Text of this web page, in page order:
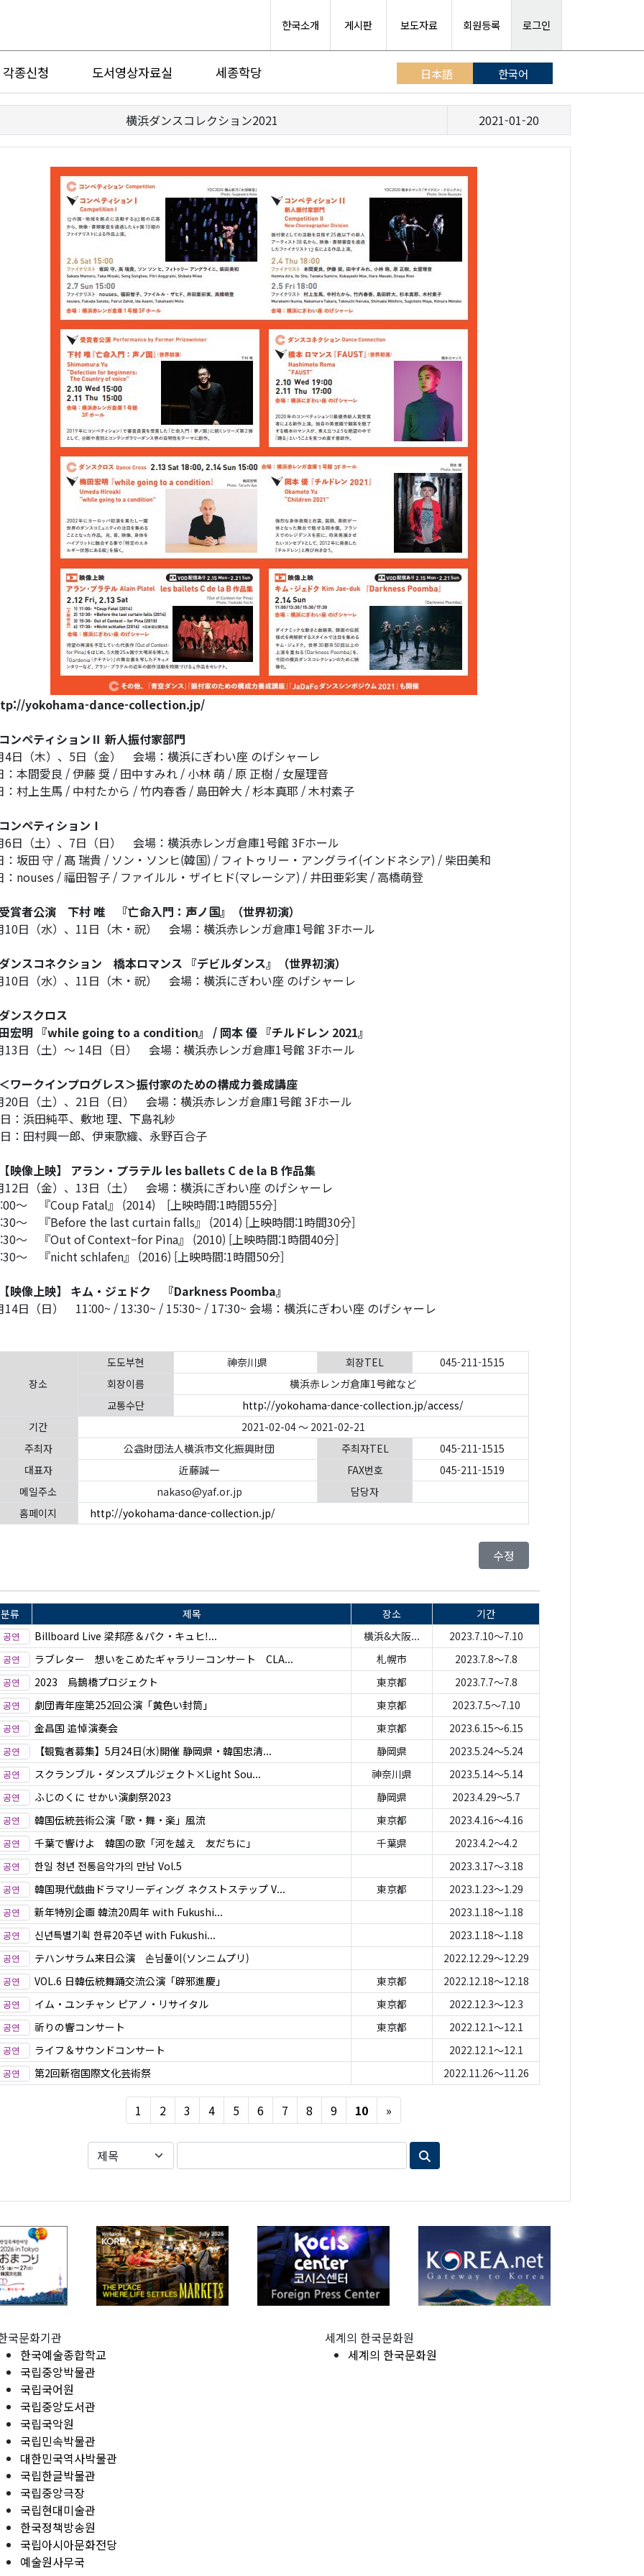
한국소개 게시판 보도자료 회원등록 로그인
각종신청 도서영상자료실 세종학당 日本語 한국어
横浜ダンスコレクション2021 2021-01-20
yokohama-dance-collection.jp/
ンペティションⅡ 新人振付家部門
4日（木）、5日（金） 会場：横浜にぎわい座 のげシャーレ
：本間愛良 / 伊藤 奨 / 田中すみれ / 小林 萌 / 原 正樹 / 女屋理音
：村上生馬 / 中村たから / 竹内春香 / 島田幹大 / 杉本真耶 / 木村素子
ンペティションⅠ
6日（土）、7日（日） 会場：横浜赤レンガ倉庫1号館 3Fホール
：坂田 守 / 髙 瑞貴 / ソン・ソンヒ(韓国) / フィトゥリー・アングライ(インドネシア) / 柴田美和
：nouses / 福田智子 / ファイルル・ザイヒド(マレーシア) / 井田亜彩実 / 高橋萌登
賞者公演 下村 唯 『亡命入門：声ノ国』（世界初演）
10日（水）、11日（木・祝） 会場：横浜赤レンガ倉庫1号館 3Fホール
ンスコネクション 橋本ロマンス 『デビルダンス』（世界初演）
10日（水）、11日（木・祝） 会場：横浜にぎわい座 のげシャーレ
ンスクロス
宏明 『while going to a condition』 / 岡本 優 『チルドレン 2021』
13日（土）～ 14日（日） 会場：横浜赤レンガ倉庫1号館 3Fホール
ワークインプログレス＞振付家のための構成力養成講座
20日（土）、21日（日） 会場：横浜赤レンガ倉庫1号館 3Fホール
：浜田純平、敷地 理、下島礼紗
：田村興一郎、伊東歌織、永野百合子
映像上映】 アラン・プラテル les ballets C de la B 作品集
12日（金）、13日（土） 会場：横浜にぎわい座 のげシャーレ
～ 『Coup Fatal』 (2014) [上映時間:1時間55分]
～ 『Before the last curtain falls』 (2014) [上映時間:1時間30分]
～ 『Out of Context–for Pina』 (2010) [上映時間:1時間40分]
～ 『nicht schlafen』 (2016) [上映時間:1時間50分]
映像上映】 キム・ジェドク 『Darkness Poomba』
14日（日） 11:00~ / 13:30~ / 15:30~ / 17:30~ 会場：横浜にぎわい座 のげシャーレ
장소
도도부현 神奈川県 회장TEL
045-211-1515
회장이름
横浜赤レンガ倉庫1号館など
교통수단
http://yokohama-dance-collection.jp/access/
기간
2021-02-04 ～ 2021-02-21
주최자
公益財団法人横浜市文化振興財団 주최자TEL
045-211-1515
대표자
近藤誠一 FAX번호
045-211-1519
메일주소
nakaso@yaf.or.jp
담당자
홈페이지
http://yokohama-dance-collection.jp/
수정
분류 제목 장소
기간
Billboard Live 梁邦彦＆パク・キュヒ!...
横浜&大阪...
2023.7.10～7.10
ラブレター 想いをこめたギャラリーコンサート CLA...
札幌市
2023.7.8～7.8
2023 烏鵲橋プロジェクト
東京都
2023.7.7～7.8
劇団青年座第252回公演「黄色い封筒」
東京都
2023.7.5～7.10
金昌国 追悼演奏会
東京都
2023.6.15～6.15
【観覧者募集】5月24日(水)開催 静岡県・韓国忠清...
静岡県
2023.5.24～5.24
スクランブル・ダンスプルジェクト×Light Sou...
神奈川県
2023.5.14～5.14
ふじのくに せかい演劇祭2023
静岡県
2023.4.29～5.7
韓国伝統芸術公演「歌・舞・楽」風流
東京都
2023.4.16～4.16
千葉で響けよ 韓国の歌「河を越え 友だちに」
千葉県
2023.4.2～4.2
한일 청년 전통음악가의 만남 Vol.5
2023.3.17～3.18
韓国現代戯曲ドラマリーディング ネクストステップ V...
東京都
2023.1.23～1.29
新年特別企画 韓流20周年 with Fukushi...
2023.1.18～1.18
신년특별기획 한류20주년 with Fukushi...
2023.1.18～1.18
テハンサラム来日公演 손님풀이(ソンニムプリ)
2022.12.29～12.29
VOL.6 日韓伝統舞踊交流公演「辟邪進慶」
東京都
2022.12.18～12.18
イム・ユンチャン ピアノ・リサイタル
東京都
2022.12.3～12.3
祈りの響コンサート
東京都
2022.12.1～12.1
ライフ＆サウンドコンサート
2022.12.1～12.1
第2回新宿国際文化芸術祭
2022.11.26～11.26
1 2 3 4 5 6 7 8 9 10 »
국문화기관
한국예술종합학교
국립중앙박물관
국립국어원
국립중앙도서관
국립국악원
국립민속박물관
대한민국역사박물관
국립한글박물관
국립중앙극장
국립현대미술관
한국정책방송원
국립아시아문화전당
예술원사무국
세계의 한국문화원
세계의 한국문화원